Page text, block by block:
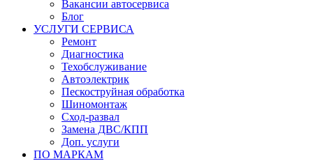
Вакансии автосервиса
Блог
УСЛУГИ СЕРВИСА
Ремонт
Диагностика
Техобслуживание
Автоэлектрик
Пескоструйная обработка
Шиномонтаж
Сход-развал
Замена ДВС/КПП
Доп. услуги
ПО МАРКАМ